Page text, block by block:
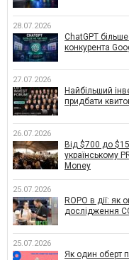
28.07.2026
ChatGPT
конкурента
27.07.2026
Найбільший
придбати
26.07.2026
Від $700 до
українському
Money
25.07.2026
ROPO в дії:
дослідження
25.07.2026
Як один оберт